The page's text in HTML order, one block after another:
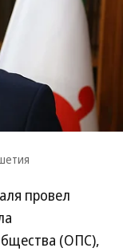
провел
(ОПС),